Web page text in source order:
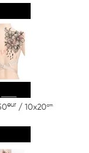
eur / 10x20cm